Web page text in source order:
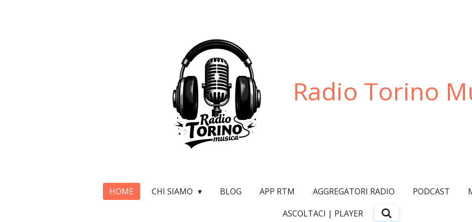
Radio Torino
HOME CHI SIAMO BLOG APP RTM AGGREGATORI RADIO PODCAST
ASCOLTACI | PLAYER